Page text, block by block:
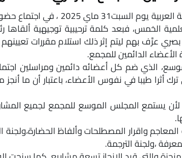
احتفى المجمع الجزائري
الخمس، فبعد كلمة ترحيبية توجيهية
عرَّف بهم ليتم إثر ذلك استلام مقررات
الدائمين للمجمع.
الذي ضم كل أعضائه دائمين ومراسلين
ترك أثرا طيبا في نفوس الأعضاء، باعتبار أن
يستمع المجلس الموسع للمجمع لجميع
واقرار المصطلحات وألفاظ الحضارة،ولجنة
،ولجنة الترجمة.